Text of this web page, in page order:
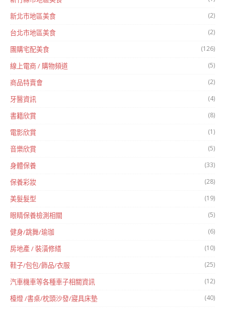
新北市地區美食 (2)
台北市地區美食 (2)
團購宅配美食 (126)
線上電商 / 購物頻道 (5)
商品特賣會 (2)
牙醫資訊 (4)
書籍欣賞 (8)
電影欣賞 (1)
音樂欣賞 (5)
身體保養 (33)
保養彩妝 (28)
美髮髮型 (19)
眼睛保養檢測相關 (5)
健身/跳舞/瑜珈 (6)
房地產 / 裝潢修繕 (10)
鞋子/包包/飾品/衣服 (25)
汽車機車等各種車子相關資訊 (12)
檯燈 /書桌/枕頭沙發/寢具床墊 (40)